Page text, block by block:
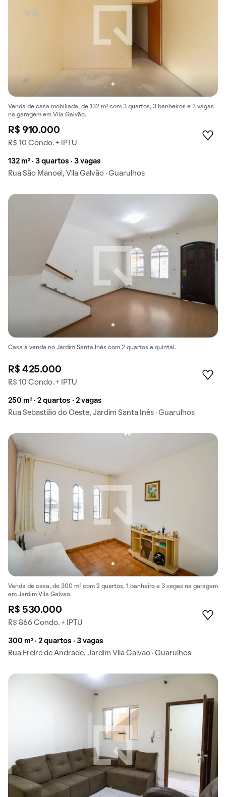
Venda de casa mobiliada, de 132 m² com 3 quartos, 3 banheiros e 3 vagas
na garagem em Vila Galvão.
R$ 910.000
R$ 10 Condo. + IPTU
132 m² · 3 quartos · 3 vagas
Rua São Manoel, Vila Galvão · Guarulhos
Casa à venda no Jardim Santa Inês com 2 quartos e quintal.
R$ 425.000
R$ 10 Condo. + IPTU
250 m² · 2 quartos · 2 vagas
Rua Sebastião do Oeste, Jardim Santa Inês · Guarulhos
Venda de casa, de 300 m² com 2 quartos, 1 banheiro e 3 vagas na garagem
em Jardim Vila Galvao.
R$ 530.000
R$ 866 Condo. + IPTU
300 m² · 2 quartos · 3 vagas
Rua Freire de Andrade, Jardim Vila Galvao · Guarulhos